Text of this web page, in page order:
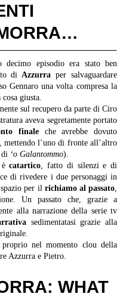
decimo episodio era stato ben
di Azzurra per salvaguardare
Gennaro una volta compresa la
giusta.
sul recupero da parte di Ciro
aveva segretamente portato
finale che avrebbe dovuto
mettendo l’uno di fronte all’altro
‘o Galantommo).
ècatartico , fatto di silenzi e di
di rivedere i due personaggi in
per il richiamo al passato
Un passato che, grazie a
alla narrazione della serie tv
sedimentatasi grazie alla
nel momento clou della
Azzurra e Pietro.
WHAT